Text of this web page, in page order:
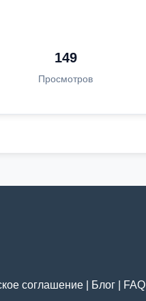
149
Просмотров
соглашение Блог FAQ